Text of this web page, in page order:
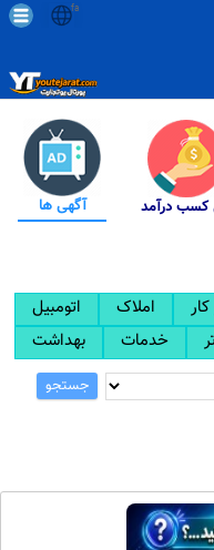
fa
کسب درآمد آگهی ها
اتومبیل املاک کار
بهداشت
خدمات
جستجو